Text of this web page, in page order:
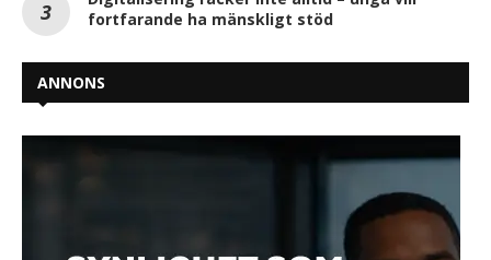
fortfarande ha mänskligt stöd
ANNONS